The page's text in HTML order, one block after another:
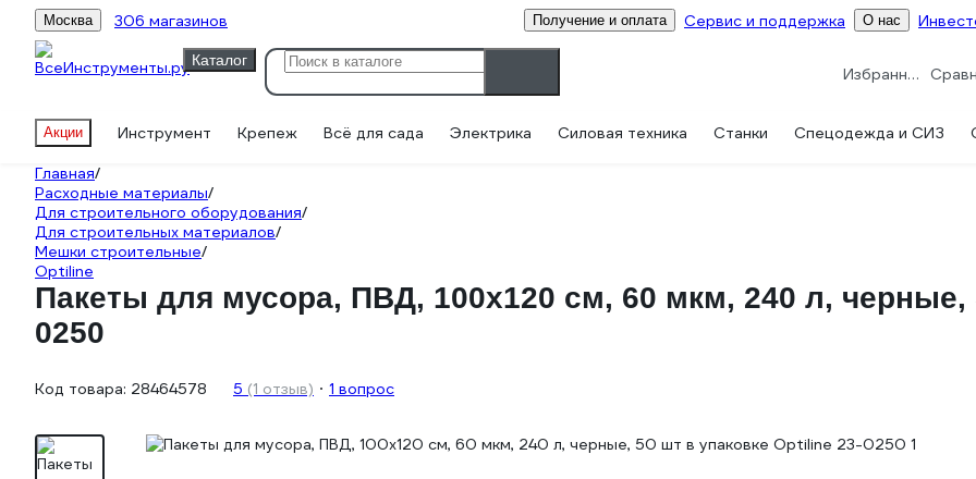
Москва 306 магазинов Получение и оплата Сервис и поддержка О нас
Каталог
Избранное
Акции Инструмент Крепеж Всё для сада Электрика Силовая техника Станки Спецодежда и СИЗ
Главная/
Расходные материалы/
Для строительного оборудования/
Для строительных материалов/
Мешки строительные/
Optiline
Пакеты для мусора, ПВД, 100x120 см, 60 мкм, 240 л, черные,
0250
Код товара: 28464578 5 (1 отзыв) 1 вопрос